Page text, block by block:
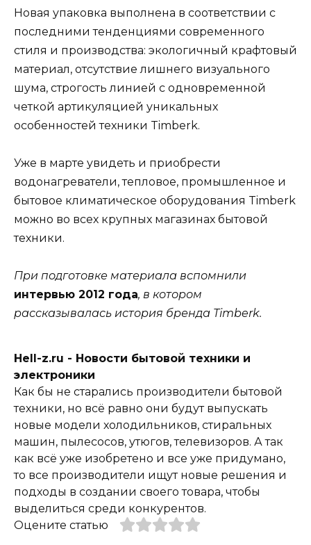
Новая упаковка выполнена в соответствии с
последними тенденциями современного
стиля и производства: экологичный крафтовый
материал, отсутствие лишнего визуального
шума, строгость линией с одновременной
четкой артикуляцией уникальных
особенностей техники Timberk.
Уже в марте увидеть и приобрести
водонагреватели, тепловое, промышленное и
бытовое климатическое оборудования Timberk
можно во всех крупных магазинах бытовой
техники.
При подготовке материала вспомнили
интервью 2012 года, в котором
рассказывалась история бренда Timberk.
Hell-z.ru - Новости бытовой техники и
электроники
Как бы не старались производители бытовой
техники, но всё равно они будут выпускать
новые модели холодильников, стиральных
машин, пылесосов, утюгов, телевизоров. А так
как всё уже изобретено и все уже придумано,
то все производители ищут новые решения и
подходы в создании своего товара, чтобы
выделиться среди конкурентов.
Оцените статью